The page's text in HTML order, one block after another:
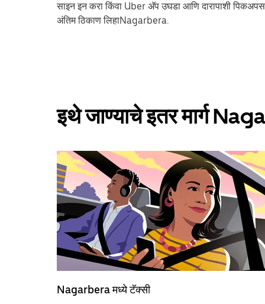
साइन इन करा किंवा Uber अ‍ॅप उघडा आणि दारापाशी
अंतिम ठिकाण लिहाNagarbera.
इथे जाण्याचे इतर मार्ग
Nagarbera मध्ये टॅक्सी